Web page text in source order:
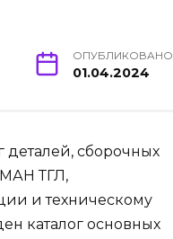
ОПУБЛИКОВАНО
01.04.2024
деталей, сборочных
МАН ТГЛ,
и техническому
каталог основных